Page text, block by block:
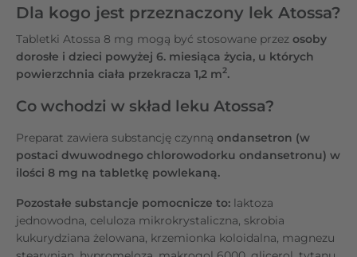
Dla kogo jest przeznaczony lek Atossa?
Tabletki Atossa 8 mg mogą być stosowane przez osoby
dorosłe i dzieci powyżej 6. miesiąca życia, u których
powierzchnia ciała przekracza 1,2 m2.
Co wchodzi w skład leku Atossa?
Preparat zawiera substancję czynną ondansetron (w
postaci dwuwodnego chlorowodorku ondansetronu) w
ilości 8 mg na tabletkę powlekaną.
Pozostałe substancje pomocnicze to: laktoza
jednowodna, celuloza mikrokrystaliczna, skrobia
kukurydziana żelowana, krzemionka koloidalna, magnezu